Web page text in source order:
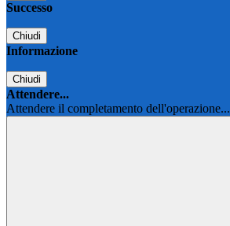
Successo
Chiudi
Informazione
Chiudi
Attendere...
Attendere il completamento dell'operazione...